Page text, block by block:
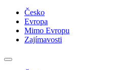
Česko
Evropa
Mimo Evropu
Zajímavosti